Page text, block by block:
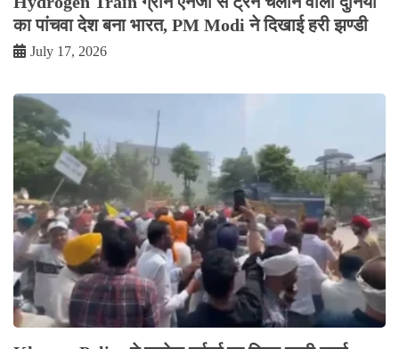
का पांचवा देश बना भारत, PM Modi ने दिखाई हरी झण्डी
July 17, 2026